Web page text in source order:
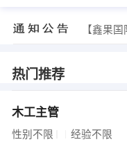
【鑫果
李小姐
热门推荐
木工主管
性别不限 经验不限